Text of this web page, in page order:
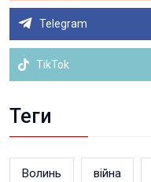
Telegram
TikTok
Теги
Волинь війна